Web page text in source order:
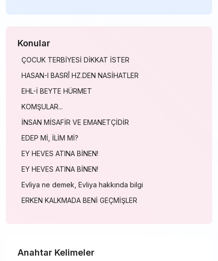
Konular
ÇOCUK TERBİYESİ DİKKAT İSTER
HASAN-I BASRÎ HZ.DEN NASİHATLER
EHL-İ BEYTE HÜRMET
KOMŞULAR...
İNSAN MİSAFİR VE EMANETÇİDİR
EDEP Mİ, İLİM Mİ?
EY HEVES ATINA BİNEN!
EY HEVES ATINA BİNEN!
Evliya ne demek, Evliya hakkında bilgi
ERKEN KALKMADA BENİ GEÇMİŞLER
Anahtar Kelimeler